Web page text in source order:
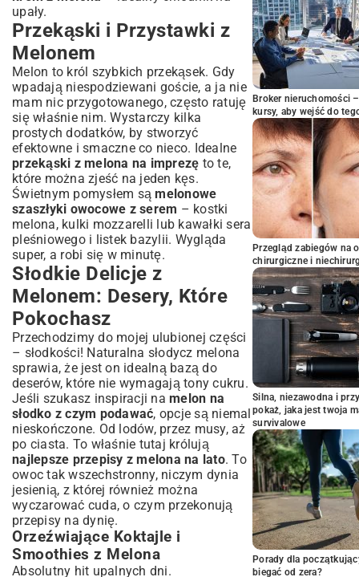
upały.
Przekąski i Przystawki z
Melonem
Melon to król szybkich przekąsek. Gdy
wpadają niespodziewani goście, a ja nie
mam nic przygotowanego, często ratuję
się właśnie nim. Wystarczy kilka
prostych dodatków, by stworzyć
efektowne i smaczne co nieco. Idealne
przekąski z melona na imprezę to te,
które można zjeść na jeden kęs.
Świetnym pomysłem sąmelonowe
szaszłyki owocowe z serem – kostki
melona, kulki mozzarelli lub kawałki sera
pleśniowego i listek bazylii. Wygląda
super, a robi się w minutę.
Słodkie Delicje z
Melonem: Desery, Które
Pokochasz
Przechodzimy do mojej ulubionej części
– słodkości! Naturalna słodycz melona
sprawia, że jest on idealną bazą do
deserów, które nie wymagają tony cukru.
Jeśli szukasz inspiracji na melon na
słodko z czym podawać, opcje są niemal
nieskończone. Od lodów, przez musy, aż
po ciasta. To właśnie tutaj królują
najlepsze przepisy z melona na lato. To
owoc tak wszechstronny, niczym dynia
jesienią, z której również można
wyczarować cuda, o czym przekonują
przepisy na dynię.
Orzeźwiające Koktajle i
Smoothies z Melona
Absolutny hit upalnych dni.
Broker nieruchomości
kursy, aby wejść do
Przegląd zabiegów na
chirurgiczne i
Silna, niezawodna i
pokaż, jaka jest twoja
survivalowe
Porady dla
biegać od zera?